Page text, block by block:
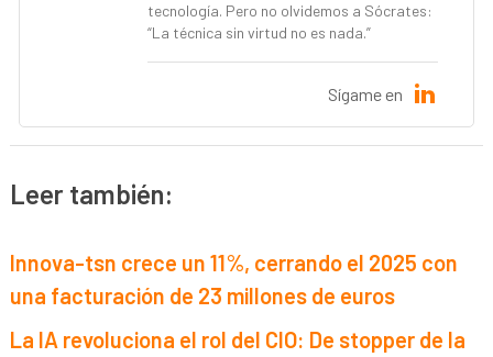
tecnología. Pero no olvidemos a Sócrates:
“La técnica sin virtud no es nada.”
Sígame en
Leer también:
Innova-tsn crece un 11%, cerrando el 2025 con
una facturación de 23 millones de euros
La IA revoluciona el rol del CIO: De stopper de la